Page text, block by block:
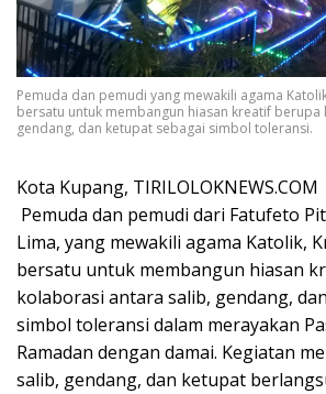
Pemuda dan pemudi yang mewakili agama
bersatu untuk membangun hiasan kreatif
gendang, dan ketupat sebagai simbol toleransi.
Kota Kupang,
Pemuda dan pemudi dari Fatufeto
Lima, yang mewakili agama Katolik,
bersatu untuk membangun hiasan
kolaborasi antara salib, gendang,
simbol toleransi dalam merayakan
Ramadan dengan damai. Kegiatan
salib, gendang, dan ketupat